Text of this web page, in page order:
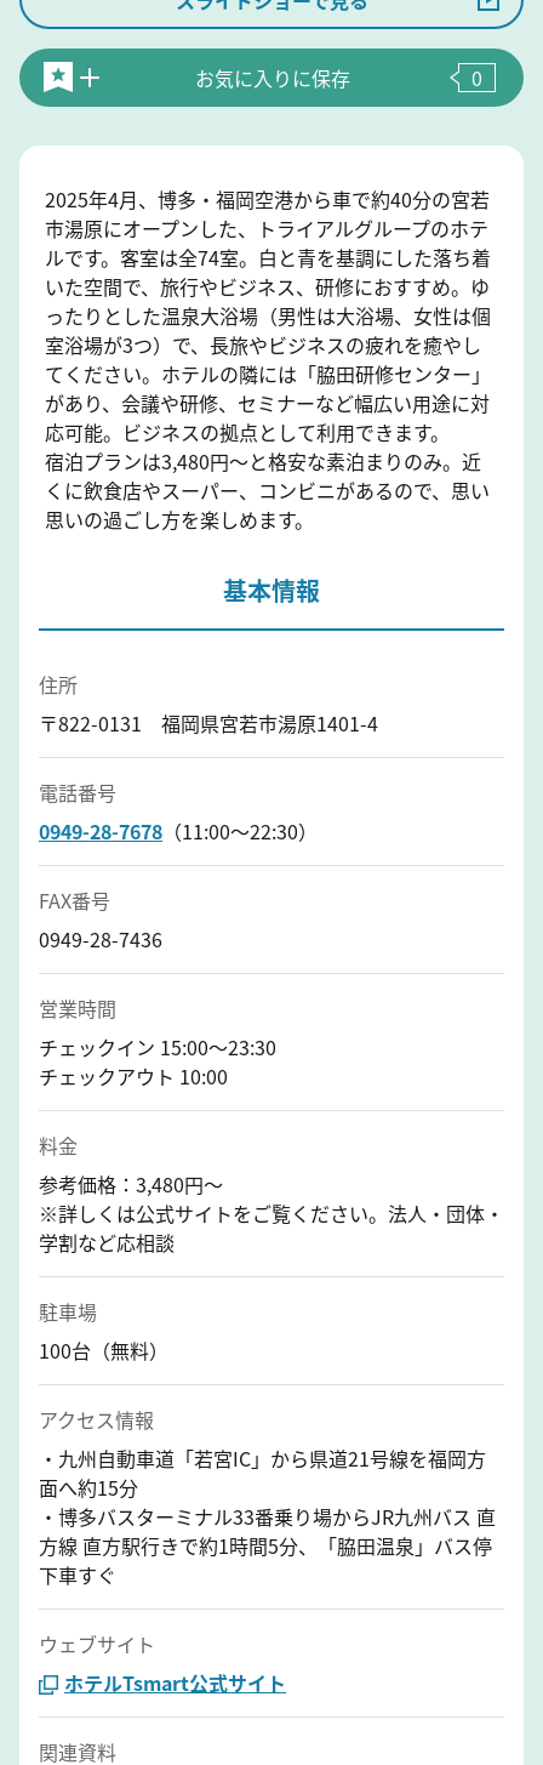
お気に入りに保存 0
2025年4月、博多・福岡空港から車で約40分の宮若
市湯原にオープンした、トライアルグループのホテ
ルです。客室は全74室。白と青を基調にした落ち着
いた空間で、旅行やビジネス、研修におすすめ。ゆ
ったりとした温泉大浴場（男性は大浴場、女性は個
室浴場が3つ）で、長旅やビジネスの疲れを癒やし
てください。ホテルの隣には「脇田研修センター」
があり、会議や研修、セミナーなど幅広い用途に対
応可能。ビジネスの拠点として利用できます。
宿泊プランは3,480円～と格安な素泊まりのみ。近
くに飲食店やスーパー、コンビニがあるので、思い
思いの過ごし方を楽しめます。
基本情報
住所
〒822-0131 福岡県宮若市湯原1401-4
電話番号
0949-28-7678 （11:00〜22:30）
FAX番号
0949-28-7436
営業時間
チェックイン 15:00～23:30
チェックアウト 10:00
料金
参考価格：3,480円～
※詳しくは公式サイトをご覧ください。法人・団体・
学割など応相談
駐車場
100台（無料）
アクセス情報
・九州自動車道「若宮IC」から県道21号線を福岡方
面へ約15分
・博多バスターミナル33番乗り場からJR九州バス 直
方線 直方駅行きで約1時間5分、「脇田温泉」バス停
下車すぐ
ウェブサイト
ホテルTsmart公式サイト
関連資料